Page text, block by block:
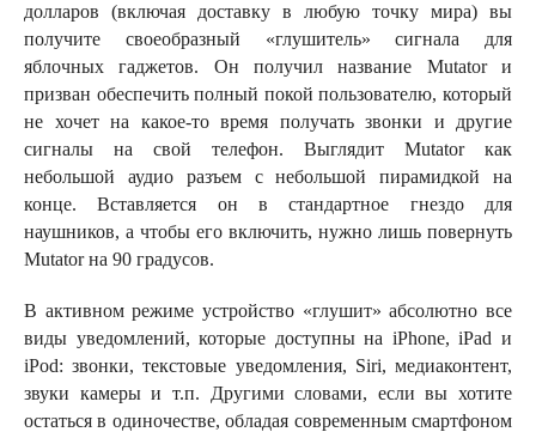
долларов (включая доставку в любую точку мира) вы
получите своеобразный «глушитель» сигнала для
яблочных гаджетов. Он получил название Mutator и
призван обеспечить полный покой пользователю, который
не хочет на какое-то время получать звонки и другие
сигналы на свой телефон. Выглядит Mutator как
небольшой аудио разъем с небольшой пирамидкой на
конце. Вставляется он в стандартное гнездо для
наушников, а чтобы его включить, нужно лишь повернуть
Mutator на 90 градусов.
В активном режиме устройство «глушит» абсолютно все
виды уведомлений, которые доступны на iPhone, iPad и
iPod: звонки, текстовые уведомления, Siri, медиаконтент,
звуки камеры и т.п. Другими словами, если вы хотите
остаться в одиночестве, обладая современным смартфоном